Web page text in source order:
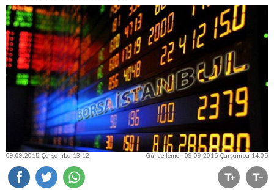
09.09.2015 Çarşamba 13:12 Güncelleme : 09.09.2015 Çarşamba 14:05